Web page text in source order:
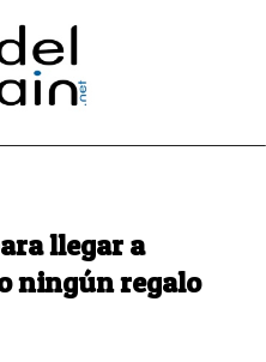
llegar a
ningún regalo